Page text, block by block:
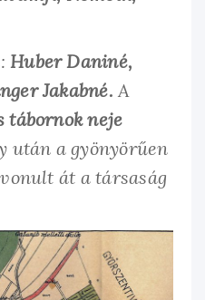
Huber Daniné,
Jakabné. A
tábornok neje
után a gyönyörűen
át a társaság